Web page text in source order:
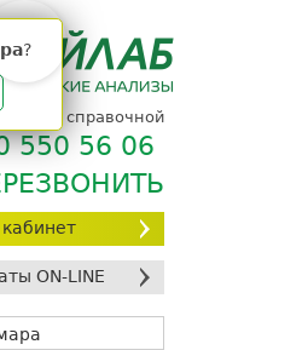
ON-LINE
?
справочной
550 56 06